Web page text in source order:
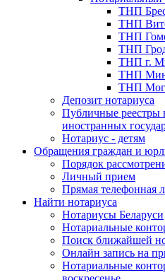
ТНП
ТНП
ТНП
ТНП
ТНП г.
ТНП
ТНП
Депозит нотариуса
Публичные реестры
иностранных
Нотариус - детям
Обращения граждан и
Порядок
Личный прием
Прямая телефонная
Найти нотариуса
Нотариусы Беларуси
Нотариальные
Поиск ближайшей
Онлайн запись на
Нотариальные